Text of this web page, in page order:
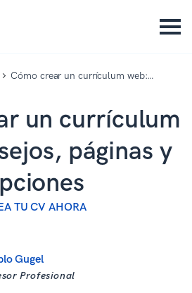
Cómo crear un currículum web:
un currículum
páginas y
TU CV AHORA
Gugel
Profesional